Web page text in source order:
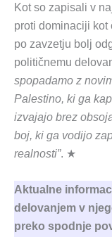
Kot so zapisali v
proti dominaciji kot
po zavzetju bolj
političnemu
spopadamo z
Palestino, ki ga
izvajajo brez
boj, ki ga vodijo
realnosti”. ★
Aktualne
delovanjem v
preko spodnje